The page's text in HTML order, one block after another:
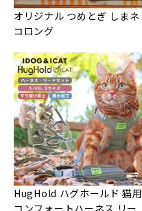
オリジナル つめとぎ しまネ
コロング
HugHold ハグホールド 猫用